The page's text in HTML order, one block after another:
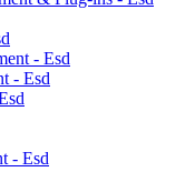
- Esd
- Esd
- Esd